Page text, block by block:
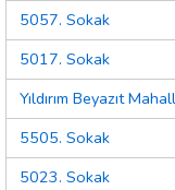
5057. Sokak
5017. Sokak
Yıldırım Beyazıt
5505. Sokak
5023. Sokak